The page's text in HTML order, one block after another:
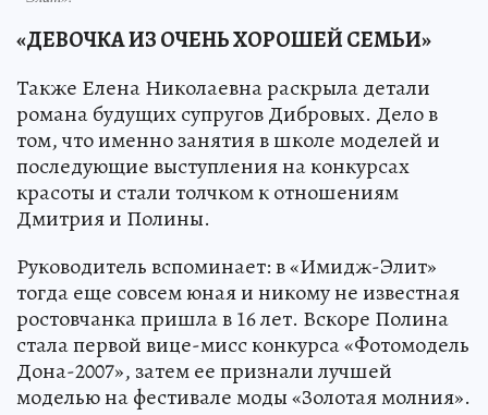
«ДЕВОЧКА ИЗ ОЧЕНЬ ХОРОШЕЙ СЕМЬИ»
Также Елена Николаевна раскрыла детали
романа будущих супругов Дибровых. Дело в
том, что именно занятия в школе моделей и
последующие выступления на конкурсах
красоты и стали толчком к отношениям
Дмитрия и Полины.
Руководитель вспоминает: в «Имидж-Элит»
тогда еще совсем юная и никому не известная
ростовчанка пришла в 16 лет. Вскоре Полина
стала первой вице-мисс конкурса «Фотомодель
Дона-2007», затем ее признали лучшей
моделью на фестивале моды «Золотая молния».